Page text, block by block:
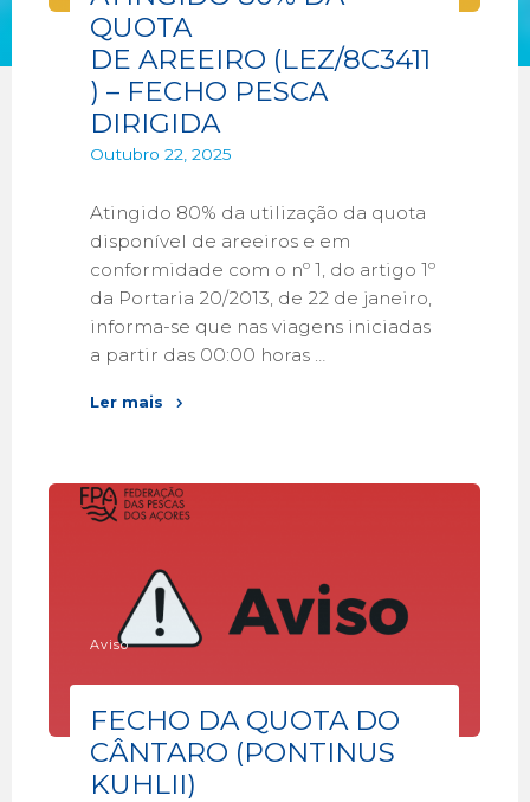
QUOTA
DE AREEIRO (LEZ/8C3411
) – FECHO PESCA
DIRIGIDA
Outubro 22, 2025
Atingido 80% da utilização da quota
disponível de areeiros e em
conformidade com o nº 1, do artigo 1º
da Portaria 20/2013, de 22 de janeiro,
informa-se que nas viagens iniciadas
a partir das 00:00 horas …
Ler mais
Aviso
FECHO DA QUOTA DO
CÂNTARO (PONTINUS
KUHLII)